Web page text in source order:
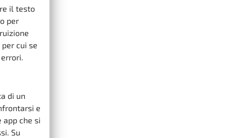
il testo
per
cui se
di un
e
che si
Su